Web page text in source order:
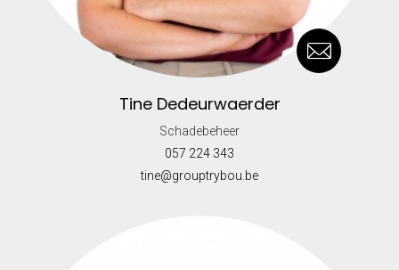
Tine Dedeurwaerder
Schadebeheer
057 224 343
tine@grouptrybou.be